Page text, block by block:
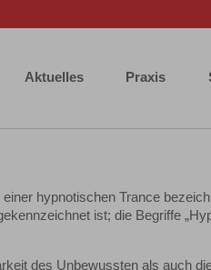
Aktuelles Praxis
hypnotischen Trance
ist; die Begriffe
des Unbewussten als auch